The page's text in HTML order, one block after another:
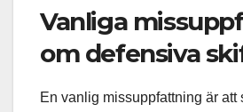
Vanliga
om defensiva
En vanlig missuppfattning är att